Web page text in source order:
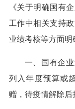
《关于明确国有
工作中相关支持
业绩考核等方面明
一、国有企
列入年度预算或
赠，待疫情解除后